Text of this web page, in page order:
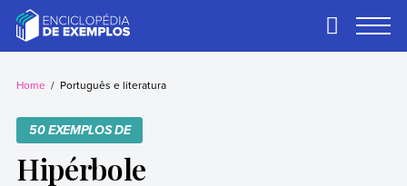
contentExemplos
Precisa de
temos.
Primary
Home Português e literatura
50 EXEMPLOS DE
Hipérbole